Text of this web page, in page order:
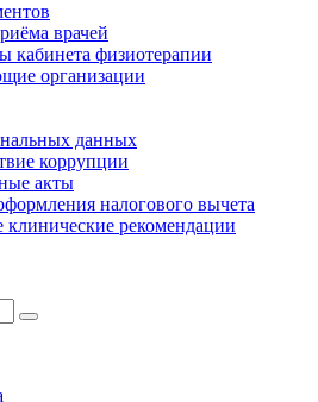
врачей
кабинета физиотерапии
организации
данных
коррупции
акты
налогового вычета
рекомендации